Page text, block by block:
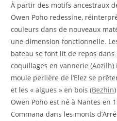
À partir des motifs ancestraux
Owen Poho redessine,
couleurs dans de nouveaux
une dimension fonctionnelle.
bateau se font lit de repos dans
coquillages en vannerie (Aozilh)
moule perlière de l’Elez se
et les « algues » en bois (Bezhin
Owen Poho est né à Nantes en
Commana dans les monts